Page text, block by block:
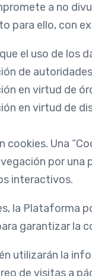
a no
para ello, con
el uso de los
de
en virtud de
en virtud de
Una
por
interactivos.
la Plataforma
garantizar la
utilizarán la
de visitas a